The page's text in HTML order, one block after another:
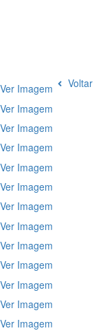
Voltar